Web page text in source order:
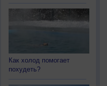
Как холод помогает
похудеть?